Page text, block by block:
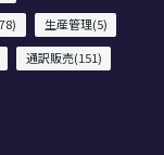
生産管理(5)
通訳販売(151)